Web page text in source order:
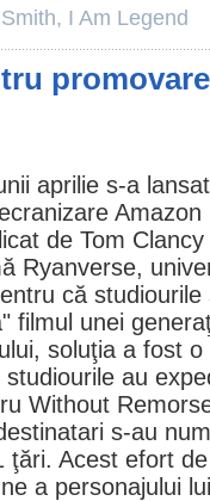
, I Am Legend
aprilie s-a
de Tom
Ryanverse,
că
filmul unei
soluţia a fost
au
Without
s-au
ţări. Acest efort
a personajului